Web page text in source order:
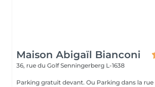
Maison Abigaïl Bianconi
36, rue du GolfSenningerberg L-1638
Parking gratuit devant. Ou Parking dans la